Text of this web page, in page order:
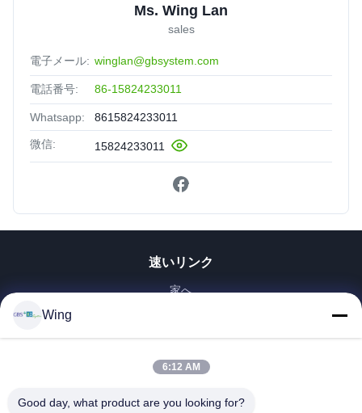
Ms. Wing Lan
sales
電子メール: winglan@gbsystem.com
電話番号: 86-15824233011
Whatsapp: 8615824233011
微信: 15824233011
速いリンク
家へ
ビデオ
VRショー
工場 ツアー
Wing
6:12 AM
Good day, what product are you looking for?